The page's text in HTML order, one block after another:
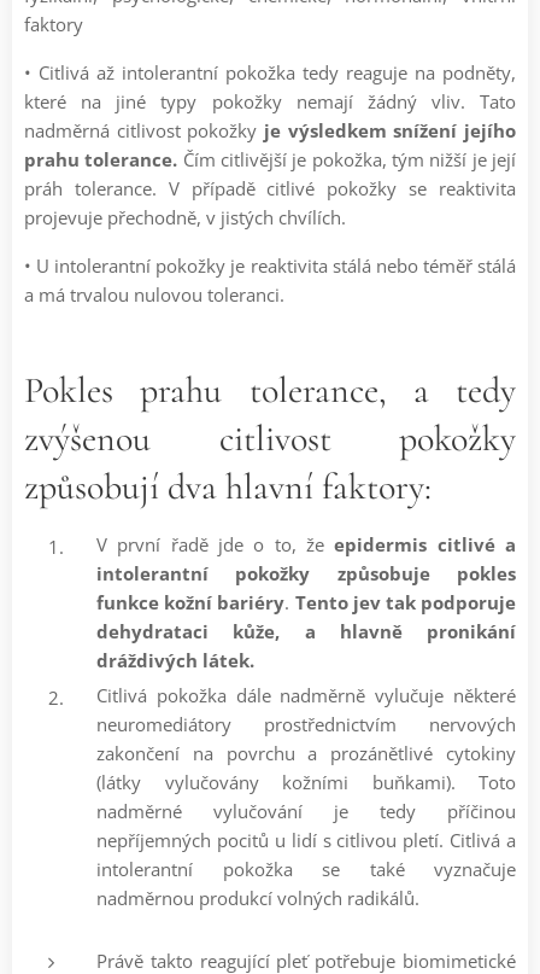
faktory
• Citlivá až intolerantní pokožka tedy reaguje na podněty,
které na jiné typy pokožky nemají žádný vliv. Tato
nadměrná citlivost pokožky je výsledkem snížení jejího
prahu tolerance. Čím citlivější je pokožka, tým nižší je její
práh tolerance. V případě citlivé pokožky se reaktivita
projevuje přechodně, v jistých chvílích.
• U intolerantní pokožky je reaktivita stálá nebo téměř stálá
a má trvalou nulovou toleranci.
Pokles prahu tolerance, a tedy
zvýšenou citlivost pokožky
způsobují dva hlavní faktory:
V první řadě jde o to, žeepidermis citlivé a
intolerantní pokožky způsobuje pokles
funkce kožní bariéry. Tento jev tak podporuje
dehydrataci kůže, a hlavně pronikání
dráždivých látek.
Citlivá pokožka dále nadměrně vylučuje některé
neuromediátory prostřednictvím nervových
zakončení na povrchu a prozánětlivé cytokiny
(látky vylučovány kožními buňkami). Toto
nadměrné vylučování je tedy příčinou
nepříjemných pocitů u lidí s citlivou pletí. Citlivá a
intolerantní pokožka se také vyznačuje
nadměrnou produkcí volných radikálů.
Právě takto reagující pleť potřebuje biomimetické